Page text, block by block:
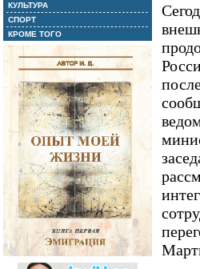
КУЛЬТУРА
СПОРТ
КРОМЕ ТОГО